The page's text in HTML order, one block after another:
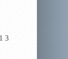
3